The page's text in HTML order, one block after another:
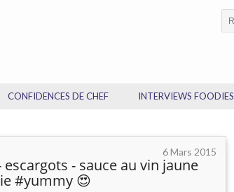
CONFIDENCES DE CHEF INTERVIEWS FOODIES
6 Mars 2015
- sauce au vin jaune
#yummy 😍